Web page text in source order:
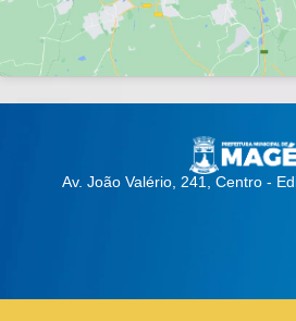
Av. João Valério, 241, Centro -